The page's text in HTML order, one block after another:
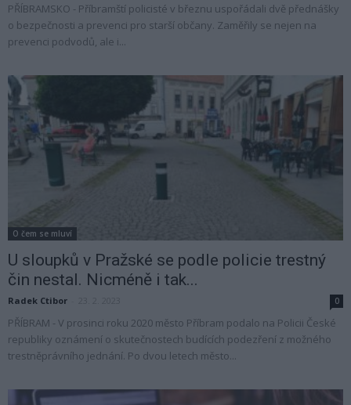
PŘÍBRAMSKO - Příbramští policisté v březnu uspořádali dvě přednášky
o bezpečnosti a prevenci pro starší občany. Zaměřily se nejen na
prevenci podvodů, ale i...
O čem se mluví
U sloupků v Pražské se podle policie trestný
čin nestal. Nicméně i tak...
Radek Ctibor 0
PŘÍBRAM - V prosinci roku 2020 město Příbram podalo na Policii České
republiky oznámení o skutečnostech budících podezření z možného
trestněprávního jednání. Po dvou letech město...